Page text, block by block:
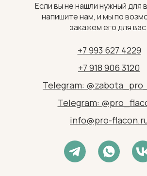
+7 993 627 4229
+7 918 906 3120
Telegram:
Telegram:
info@pro-
Если вы не нашли нужный для
напишите нам, и мы по
закажем его для вас.